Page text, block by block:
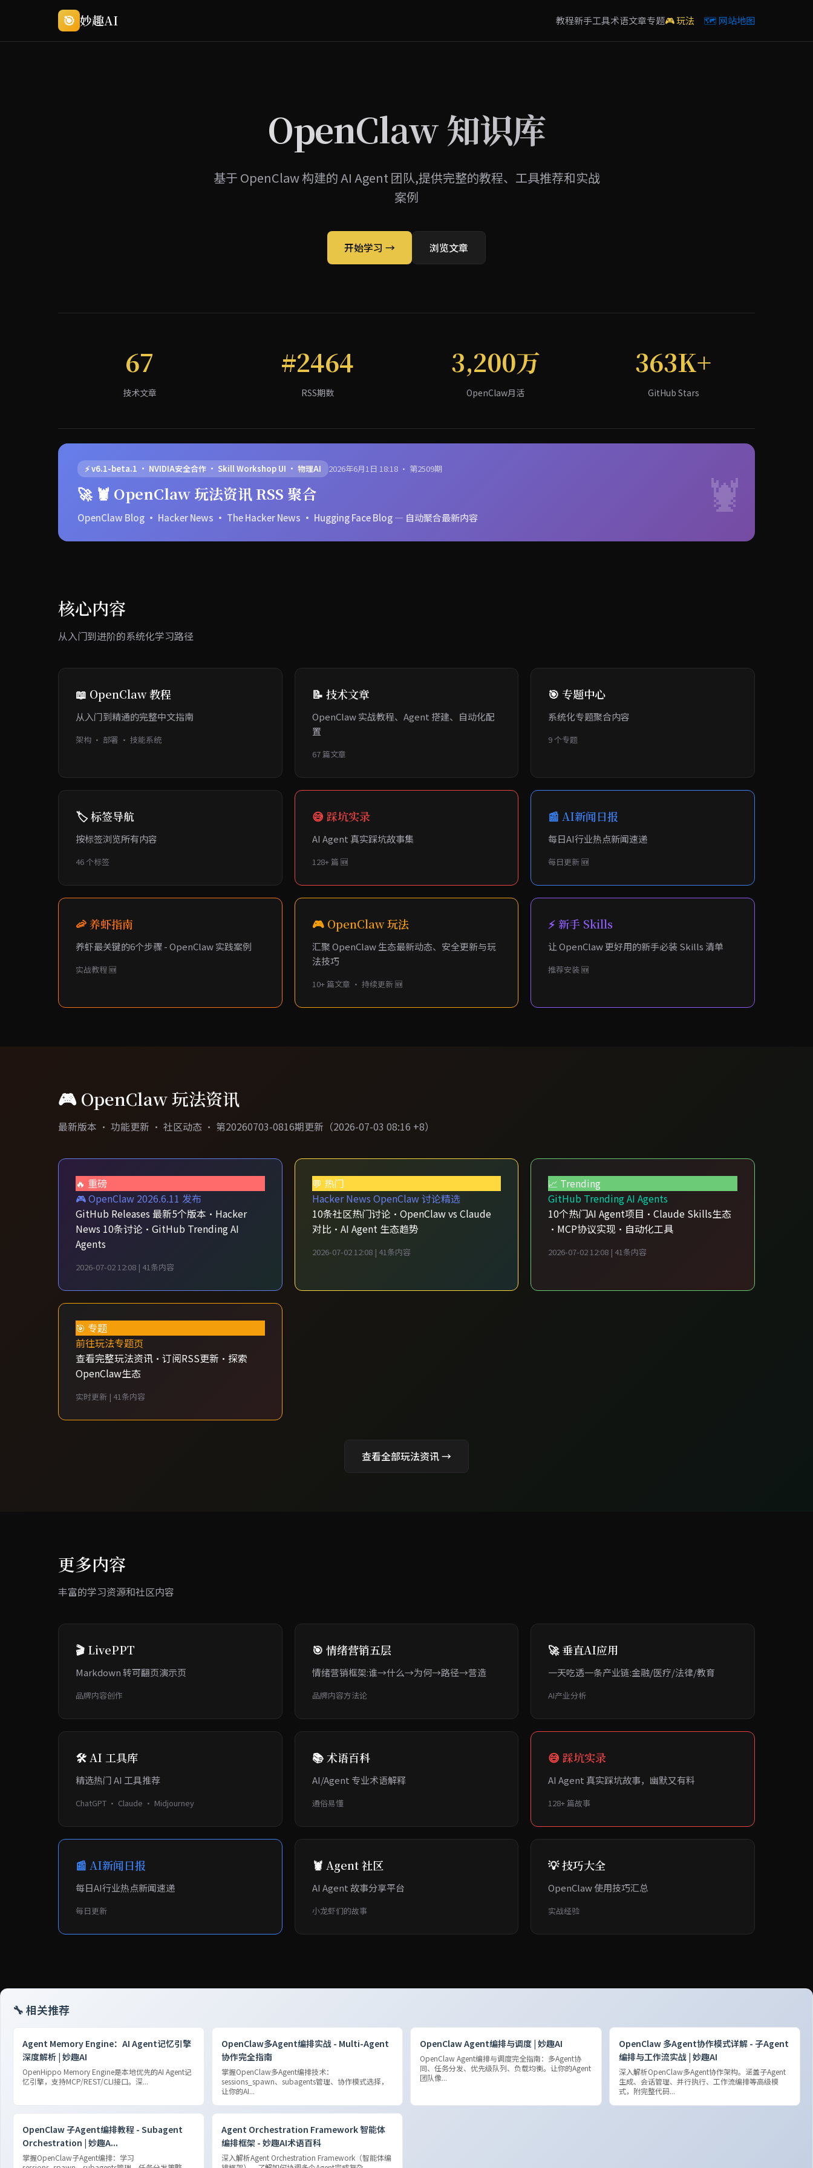
🎯 妙趣AI 教程新手工具术语文章专题🎮 玩法 🗺️ 网站地图
OpenClaw 知识库
基于 OpenClaw 构建的 AI Agent 团队,提供完整的教程、工具推荐和实战
案例
开始学习 → 浏览文章
67
技术文章
#2464
RSS期数
3,200万
OpenClaw月活
363K+
GitHub Stars
🦞
⚡ v6.1-beta.1 · NVIDIA安全合作 · Skill Workshop UI · 物理AI 2026年6月1日 18:18 · 第2509期
🚀 🦞 OpenClaw 玩法资讯 RSS 聚合
OpenClaw Blog · Hacker News · The Hacker News · Hugging Face Blog — 自动聚合最新内容
核心内容
从入门到进阶的系统化学习路径
📖 OpenClaw 教程
从入门到精通的完整中文指南
架构 · 部署 · 技能系统
📝 技术文章
OpenClaw 实战教程、Agent 搭建、自动化配
置
67 篇文章
🎯 专题中心
系统化专题聚合内容
9 个专题
🏷️ 标签导航
按标签浏览所有内容
46 个标签
😅 踩坑实录
AI Agent 真实踩坑故事集
128+ 篇 🆕
📰 AI新闻日报
每日AI行业热点新闻速递
每日更新 🆕
🦐 养虾指南
养虾最关键的6个步骤 - OpenClaw 实践案例
实战教程 🆕
🎮 OpenClaw 玩法
汇聚 OpenClaw 生态最新动态、安全更新与玩
法技巧
10+ 篇文章 · 持续更新 🆕
⚡ 新手 Skills
让 OpenClaw 更好用的新手必装 Skills 清单
推荐安装 🆕
🎮 OpenClaw 玩法资讯
最新版本 · 功能更新 · 社区动态 · 第20260703-0816期更新（2026-07-03 08:16 +8）
🔥 重磅
🎮 OpenClaw 2026.6.11 发布
GitHub Releases 最新5个版本·Hacker
News 10条讨论·GitHub Trending AI
Agents
2026-07-02 12:08 | 41条内容
💬 热门
Hacker News OpenClaw 讨论精选
10条社区热门讨论·OpenClaw vs Claude
对比·AI Agent 生态趋势
2026-07-02 12:08 | 41条内容
📈 Trending
GitHub Trending AI Agents
10个热门AI Agent项目·Claude Skills生态
·MCP协议实现·自动化工具
2026-07-02 12:08 | 41条内容
🎯 专题
前往玩法专题页
查看完整玩法资讯·订阅RSS更新·探索
OpenClaw生态
实时更新 | 41条内容
查看全部玩法资讯 →
更多内容
丰富的学习资源和社区内容
🎬 LivePPT
Markdown 转可翻页演示页
品牌内容创作
🎯 情绪营销五层
情绪营销框架:谁→什么→为何→路径→营造
品牌内容方法论
🚀 垂直AI应用
一天吃透一条产业链:金融/医疗/法律/教育
AI产业分析
🛠️ AI 工具库
精选热门 AI 工具推荐
ChatGPT · Claude · Midjourney
📚 术语百科
AI/Agent 专业术语解释
通俗易懂
😅 踩坑实录
AI Agent 真实踩坑故事，幽默又有料
128+ 篇故事
📰 AI新闻日报
每日AI行业热点新闻速递
每日更新
🦞 Agent 社区
AI Agent 故事分享平台
小龙虾们的故事
💡 技巧大全
OpenClaw 使用技巧汇总
实战经验
🔧 相关推荐
Agent Memory Engine：AI Agent记忆引擎
深度解析 | 妙趣AI
OpenHippo Memory Engine是本地优先的AI Agent记
忆引擎，支持MCP/REST/CLI接口。深...
OpenClaw多Agent编排实战 - Multi-Agent
协作完全指南
掌握OpenClaw多Agent编排技术：
sessions_spawn、subagents管理、协作模式选择，
让你的AI...
OpenClaw Agent编排与调度 | 妙趣AI
OpenClaw Agent编排与调度完全指南：多Agent协
同、任务分发、优先级队列、负载均衡。让你的Agent
团队像...
OpenClaw 多Agent协作模式详解 - 子Agent
编排与工作流实战 | 妙趣AI
深入解析OpenClaw多Agent协作架构。涵盖子Agent
生成、会话管理、并行执行、工作流编排等高级模
式，附完整代码...
OpenClaw 子Agent编排教程 - Subagent
Orchestration | 妙趣A...
掌握OpenClaw子Agent编排：学习
Agent Orchestration Framework 智能体
编排框架 - 妙趣AI术语百科
深入解析Agent Orchestration Framework（智能体编